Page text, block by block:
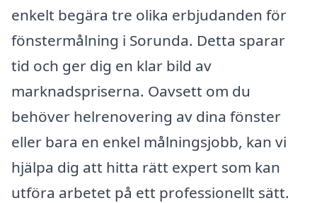
enkelt begära tre olika erbjudanden för
fönstermålning i Sorunda. Detta sparar
tid och ger dig en klar bild av
marknadspriserna. Oavsett om du
behöver helrenovering av dina fönster
eller bara en enkel målningsjobb, kan vi
hjälpa dig att hitta rätt expert som kan
utföra arbetet på ett professionellt sätt.